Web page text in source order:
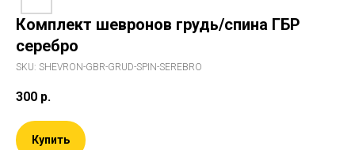
Комплект шевронов грудь/спина ГБР
серебро
SKU: SHEVRON-GBR-GRUD-SPIN-SEREBRO
300 р.
Купить